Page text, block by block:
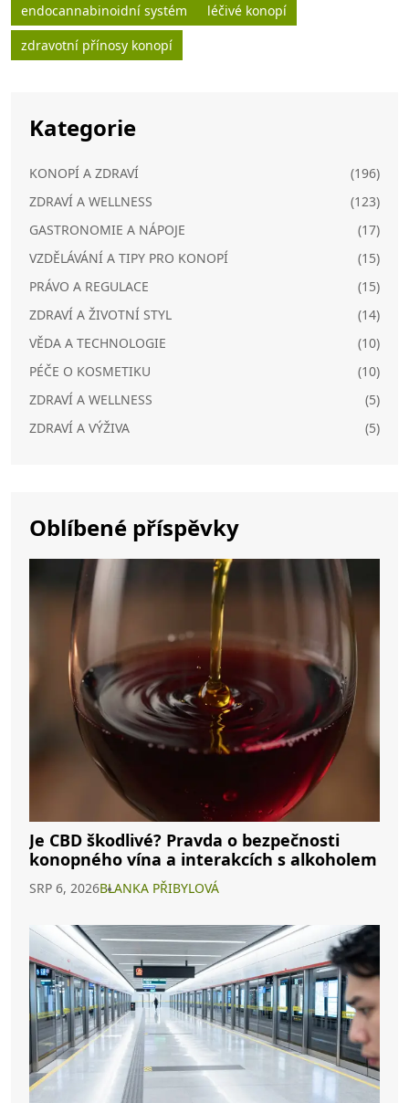
endocannabinoidní systém
léčivé konopí
zdravotní přínosy konopí
Kategorie
KONOPÍ A ZDRAVÍ
(196)
ZDRAVÍ A WELLNESS
(123)
GASTRONOMIE A NÁPOJE
(17)
VZDĚLÁVÁNÍ A TIPY PRO KONOPÍ
(15)
PRÁVO A REGULACE
(15)
ZDRAVÍ A ŽIVOTNÍ STYL
(14)
VĚDA A TECHNOLOGIE
(10)
PÉČE O KOSMETIKU
(10)
ZDRAVÍ A WELLNESS
(5)
ZDRAVÍ A VÝŽIVA
(5)
Oblíbené příspěvky
Je CBD škodlivé? Pravda o bezpečnosti
konopného vína a interakcích s alkoholem
SRP 6, 2026BLANKA PŘIBYLOVÁ